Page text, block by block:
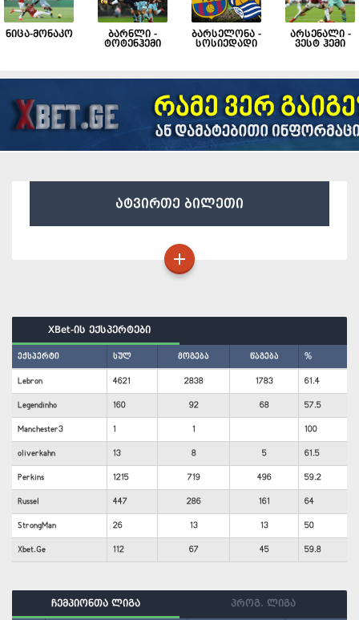
ნიცა-მონაკო
ბარნლი -
ტოტენჰემი
ბარსელონა -
სოსიედადი
არსენალი -
ვესტ ჰემი
ატვირთე ბილეთი
XBet-ის ექსპერტები
ექსპერტი სულ მოგება წაგება %
Lebron 4621 2838 1783 61.4
Legendinho 160 92 68 57.5
Manchester3 1 1 100
oliverkahn 13 8 5 61.5
Perkins 1215 719 496 59.2
Russel 447 286 161 64
StrongMan 26 13 13 50
Xbet.Ge 112 67 45 59.8
ჩემპიონთა ლიგა პროგ. ლიგა